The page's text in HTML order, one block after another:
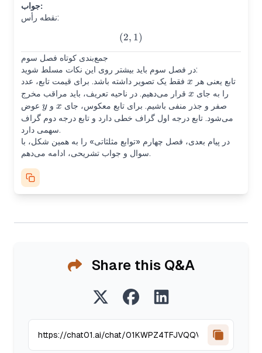
جواب:
نقطه رأس:
(2,1)
(2, 1)
جمع‌بندی کوتاه فصل سوم
در فصل سوم باید بیشتر روی این نکات مسلط شوید:
تابع یعنی هر x فقط یک تصویر داشته باشد. برای قیمت تابع، عدد
را به جای
x
x قرار می‌دهیم. در ناحیه تعریف، باید مراقب مخرج
صفر و جذر منفی باشیم. برای تابع معکوس، جایx
x و
y
y عوض
می‌شود. تابع درجه اول گراف خطی دارد و تابع درجه دوم گراف
سهمی دارد.
در پیام بعدی، فصل چهارم «توابع مثلثاتی» را به همین شکل، با
سوال و جواب تشریحی، ادامه می‌دهم.
Share this Q&A